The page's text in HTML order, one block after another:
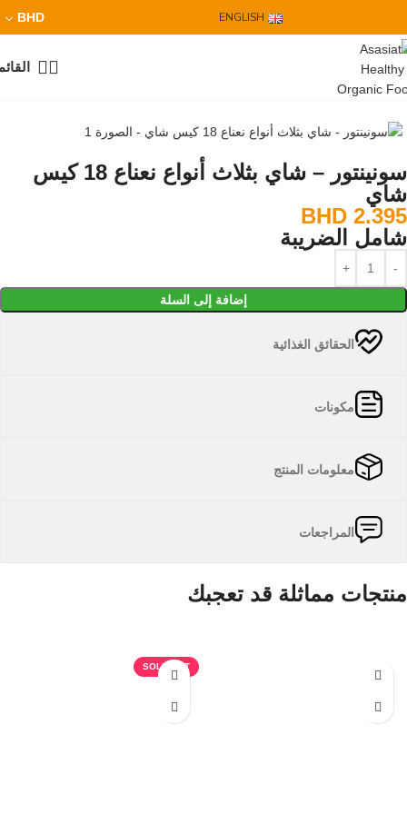
ENGLISH
BHD
سونينتور – شاي بثلاث أنواع نعناع 18 كيس
شاي
2.395
BHD
شامل الضريبة
إضافة إلى السلة
الحقائق الغذائية
مكونات
معلومات المنتج
المراجعات
منتجات مماثلة قد تعجبك
SOLD OUT